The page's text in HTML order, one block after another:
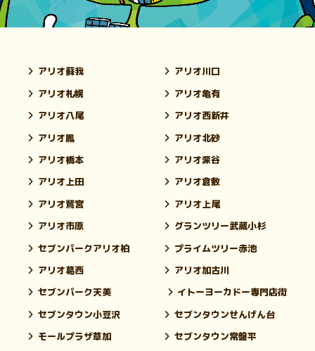
アリオ蘇我
アリオ川口
アリオ札幌
アリオ亀有
アリオ八尾
アリオ西新井
アリオ鳳
アリオ北砂
アリオ橋本
アリオ深谷
アリオ上田
アリオ倉敷
アリオ鷲宮
アリオ上尾
アリオ市原
グランツリー武蔵小杉
セブンパークアリオ柏
プライムツリー赤池
アリオ葛西
アリオ加古川
セブンパーク天美
イトーヨーカドー専門店街
セブンタウン小豆沢
セブンタウンせんげん台
モールプラザ草加
セブンタウン常盤平